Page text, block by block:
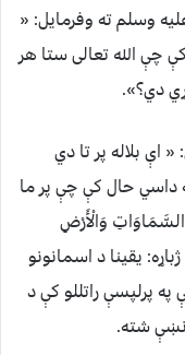
وسلم ته وفرمایل: «
چې الله تعالی ستا هر
دي؟».
اې بلاله پر تا دي
داسي حال کې چې پر ما
وَالْأَرْضِ
یقینا د اسمانونو
پرلپسې راتللو کې د
نښې شته.